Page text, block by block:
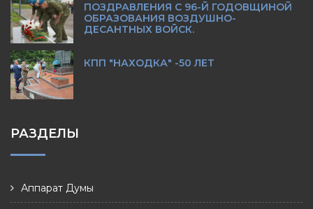
ПОЗДРАВЛЕНИЯ С 96-Й ГОДОВЩИНОЙ
ОБРАЗОВАНИЯ ВОЗДУШНО-
ДЕСАНТНЫХ ВОЙСК.
КПП "НАХОДКА" -50 ЛЕТ
РАЗДЕЛЫ
Аппарат Думы